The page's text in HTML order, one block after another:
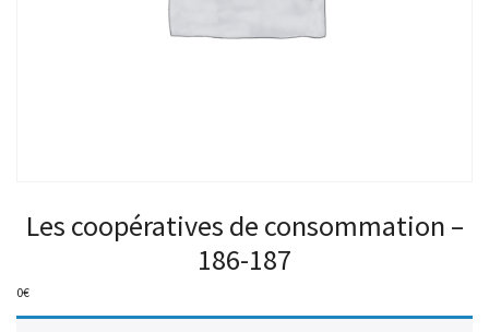
Les coopératives de consommation –
186-187
0€